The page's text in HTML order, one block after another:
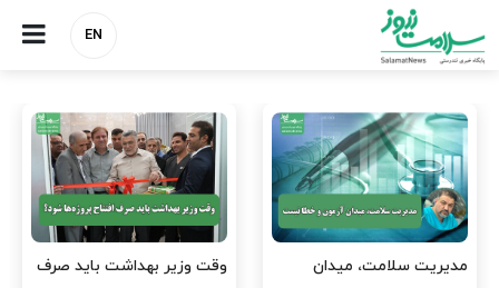
EN
واردات دارو و کالاهای اساسی
پرستاران، سرمایه‌های از